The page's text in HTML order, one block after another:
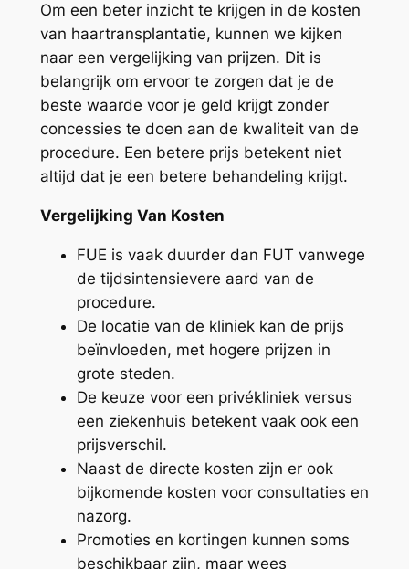
Om een beter inzicht te krijgen in de kosten
van haartransplantatie, kunnen we kijken
naar een vergelijking van prijzen. Dit is
belangrijk om ervoor te zorgen dat je de
beste waarde voor je geld krijgt zonder
concessies te doen aan de kwaliteit van de
procedure. Een betere prijs betekent niet
altijd dat je een betere behandeling krijgt.
Vergelijking Van Kosten
FUE is vaak duurder dan FUT vanwege
de tijdsintensievere aard van de
procedure.
De locatie van de kliniek kan de prijs
beïnvloeden, met hogere prijzen in
grote steden.
De keuze voor een privékliniek versus
een ziekenhuis betekent vaak ook een
prijsverschil.
Naast de directe kosten zijn er ook
bijkomende kosten voor consultaties en
nazorg.
Promoties en kortingen kunnen soms
beschikbaar zijn, maar wees